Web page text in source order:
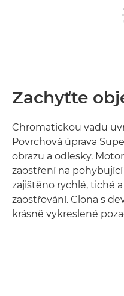
Zachyťte
Chromatickou vadu
Povrchová úprava
obrazu a odlesky.
zaostření na
zajištěno rychlé, tiché
zaostřování. Clona s
krásně vykreslené